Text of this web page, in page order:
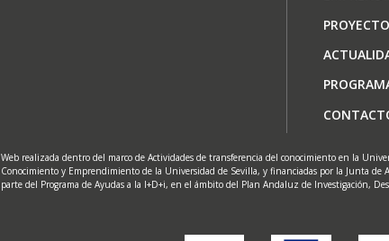
Web realizada dentro del marco de Actividades de transferencia del conocimiento en la
Conocimiento y Emprendimiento de la Universidad de Sevilla, y financiadas por la Junta de
parte del Programa de Ayudas a la I+D+i, en el ámbito del Plan Andaluz de Investigación,